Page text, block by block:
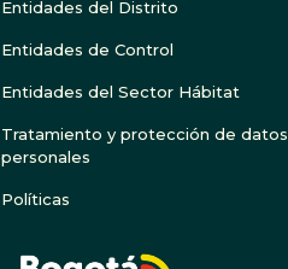
Entidades del Distrito
Entidades de Control
Entidades del Sector Hábitat
Tratamiento y protección de datos
personales
Políticas